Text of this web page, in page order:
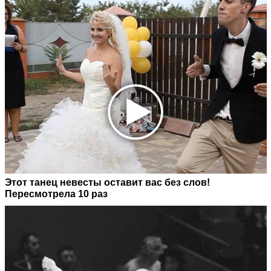
Этот танец невесты оставит вас без слов!
Пересмотрела 10 раз